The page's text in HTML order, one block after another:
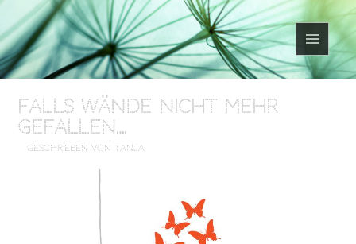
MENÜ
UND
Falls Wände nicht mehr
gefallen….
geschrieben von Tanja